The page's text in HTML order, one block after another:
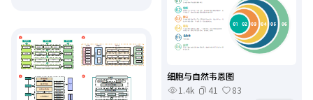
细胞与自然韦恩图
1.4k
41
83